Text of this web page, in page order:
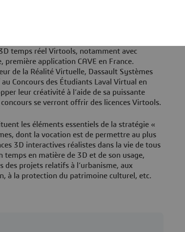
liées à la simulation et la Réalité Virtuelle,
de matériels, centres de recherche. Les
les nombreux environnements virtuels
temps réel Virtools, notamment avec
première application CAVE en France.
de la Réalité Virtuelle, Dassault Systèmes
Concours des Étudiants Laval Virtual en
leur créativité à l’aide de sa puissante
se verront offrir des licences Virtools.
les éléments essentiels de la stratégie «
dont la vocation est de permettre au plus
3D interactives réalistes dans la vie de tous
temps en matière de 3D et de son usage,
des projets relatifs à l’urbanisme, aux
à la protection du patrimoine culturel, etc.